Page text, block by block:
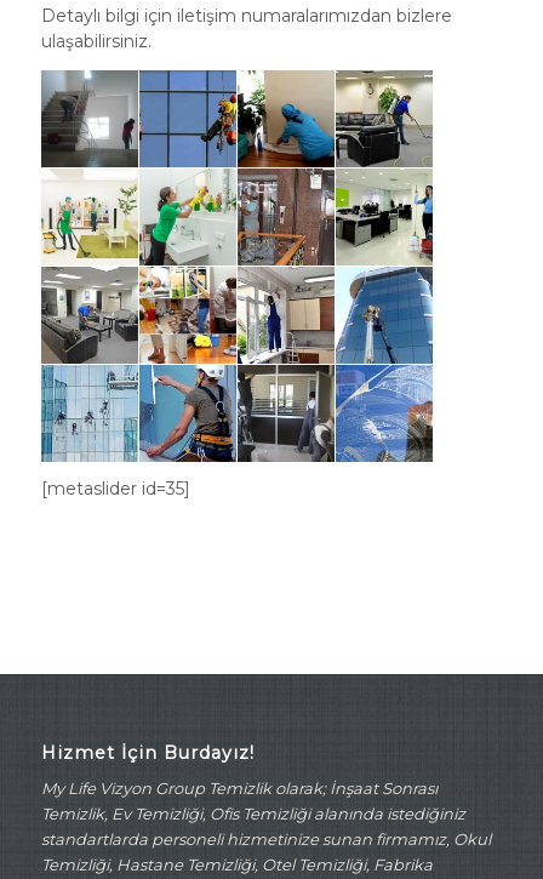
Detaylı bilgi için iletişim numaralarımızdan bizlere
ulaşabilirsiniz.
[metaslider id=35]
Hizmet İçin Burdayız!
My Life Vizyon Group Temizlik olarak; İnşaat Sonrası
Temizlik, Ev Temizliği, Ofis Temizliği alanında istediğiniz
standartlarda personeli hizmetinize sunan firmamız, Okul
Temizliği, Hastane Temizliği, Otel Temizliği, Fabrika